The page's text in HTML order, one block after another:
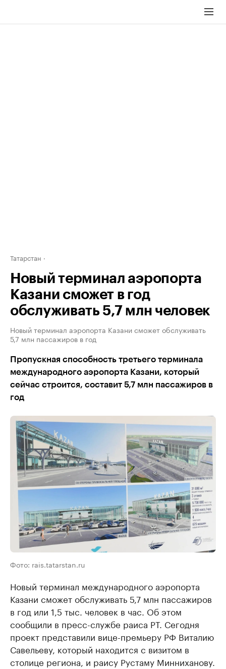
Татарстан
Новый терминал аэропорта
Казани сможет в год
обслуживать 5,7 млн человек
Новый терминал аэропорта Казани сможет обслуживать
5,7 млн пассажиров в год
Пропускная способность третьего терминала
международного аэропорта Казани, который
сейчас строится, составит 5,7 млн пассажиров в
год
Фото: rais.tatarstan.ru
Новый терминал международного аэропорта
Казани сможет обслуживать 5,7 млн пассажиров
в год или 1,5 тыс. человек в час. Об этом
сообщили в пресс-службе раиса РТ. Сегодня
проект представили вице-премьеру РФ Виталию
Савельеву, который находится с визитом в
столице региона, и раису Рустаму Минниханову.